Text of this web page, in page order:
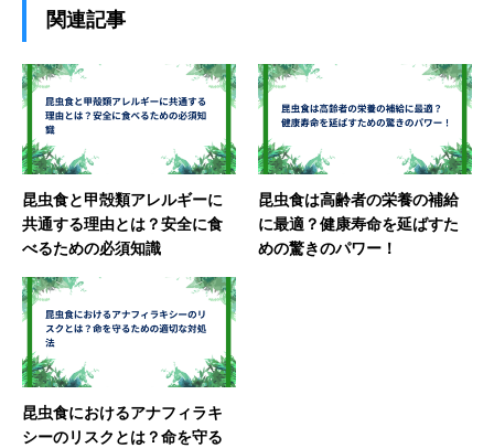
関連記事
昆虫食と甲殻類アレルギーに
共通する理由とは？安全に食
べるための必須知識
昆虫食は高齢者の栄養の補給
に最適？健康寿命を延ばすた
めの驚きのパワー！
昆虫食におけるアナフィラキ
シーのリスクとは？命を守る